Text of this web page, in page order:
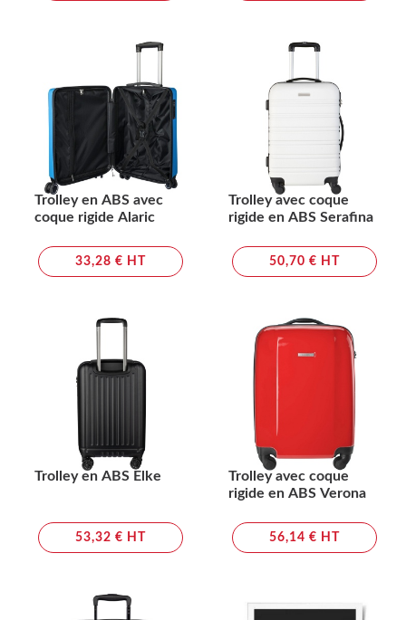
Trolley en ABS avec
coque rigide Alaric
33,28 € HT
Trolley avec coque
rigide en ABS Serafina
50,70 € HT
Trolley en ABS Elke
53,32 € HT
Trolley avec coque
rigide en ABS Verona
56,14 € HT